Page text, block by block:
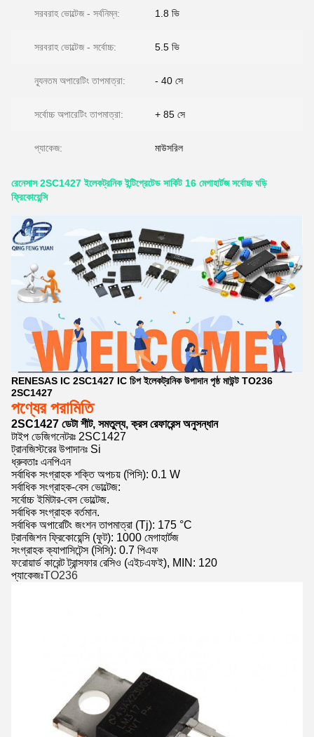
সরবরাহ ভোল্টেজ - সর্বনিম্ন: 1.8 ভি
সরবরাহ ভোল্টেজ - সর্বোচ্চ: 5.5 ভি
ন্যূনতম অপারেটিং তাপমাত্রা: - 40 সে
সর্বোচ্চ অপারেটিং তাপমাত্রা: + 85 সে
প্যাকেজ: মাউসরিল
রেনেসাস 2SC1427 ইলেকট্রনিক ইন্টিগ্রেটেড সার্কিট 16 মেগাহার্টজ সর্বোচ্চ ঘড়ি
ফ্রিকোয়েন্সি
RENESAS IC 2SC1427 IC চিপ ইলেকট্রনিক উপাদান পৃষ্ঠ মাউন্ট TO236
2SC1427
পণ্যের পরামিতি
2SC1427 ডেটা শীট, সমতুল্য, ক্রস রেফারেন্স অনুসন্ধান
টাইপ ডেজিগনেটরঃ 2SC1427
ট্রানজিস্টরের উপাদানঃ Si
ধ্রুবতাঃ এনপিএন
সর্বাধিক সংগ্রাহক শক্তি অপচয় (পিসি): 0.1 W
সর্বাধিক সংগ্রাহক-বেস ভোল্টেজ:
সর্বোচ্চ ইমিটার-বেস ভোল্টেজ.
সর্বাধিক সংগ্রাহক বর্তমান.
সর্বাধিক অপারেটিং জংশন তাপমাত্রা (Tj): 175 °C
ট্রানজিশন ফ্রিকোয়েন্সি (ফুট): 1000 মেগাহার্টজ
সংগ্রাহক ক্যাপাসিটেন্স (সিসি): 0.7 পিএফ
ফরোয়ার্ড কারেন্ট ট্রান্সফার রেসিও (এইচএফই), MIN: 120
প্যাকেজঃTO236